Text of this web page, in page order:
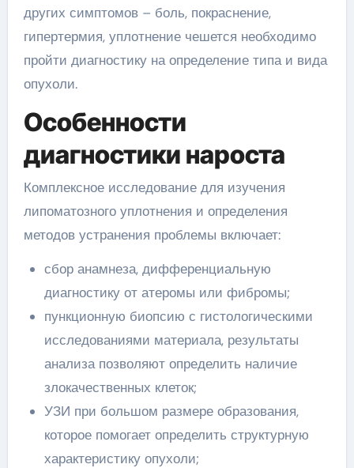
других симптомов – боль, покраснение,
гипертермия, уплотнение чешется необходимо
пройти диагностику на определение типа и вида
опухоли.
Особенности
диагностики нароста
Комплексное исследование для изучения
липоматозного уплотнения и определения
методов устранения проблемы включает:
сбор анамнеза, дифференциальную
диагностику от атеромы или фибромы;
пункционную биопсию с гистологическими
исследованиями материала, результаты
анализа позволяют определить наличие
злокачественных клеток;
УЗИ при большом размере образования,
которое помогает определить структурную
характеристику опухоли;